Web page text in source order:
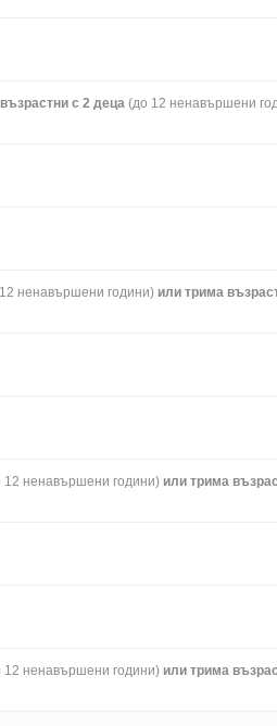
с 2 деца (до 12 ненавършени
ненавършени години) или трима
12 ненавършени години) или трима
12 ненавършени години) или трима